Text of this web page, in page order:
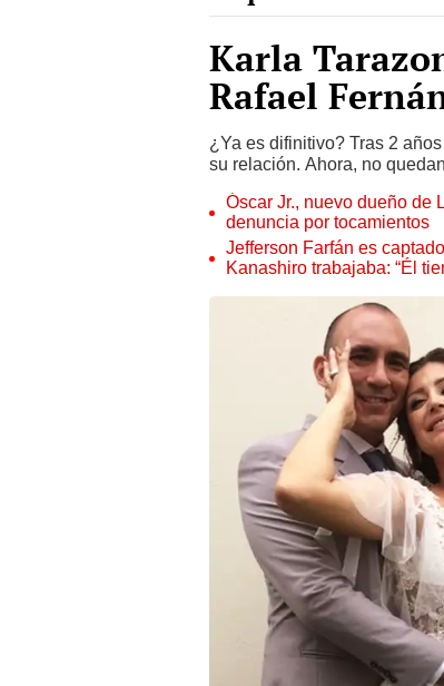
Karla
Rafael
¿Ya es difinitivo? Tras 2
su relación. Ahora, no
Óscar Jr., nuevo dueño
denuncia por tocamientos
Jefferson Farfán es
Kanashiro trabajaba: “Él